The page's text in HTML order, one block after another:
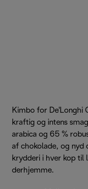
Kimbo for De'Longhi
kraftig og intens
arabica og 65 %
af chokolade, og nyd
krydderi i hver kop til
derhjemme.